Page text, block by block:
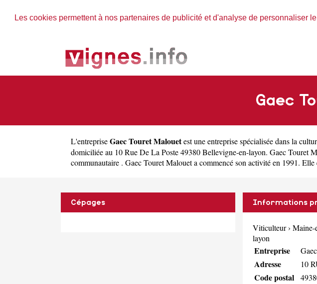
Les cookies permettent à nos partenaires de publicité et d'analyse de personnaliser
Gaec
L'entrepriseGaec Touret Malouetest uneentreprise spécialisée dans la
domiciliée au 10 Rue De La Poste 49380 Bellevigne-en-layon. Gaec Touret
communautaire . Gaec Touret Malouet a commencé son activité en 1991.
Cépages Informations
Viticulteur›
layon
Entreprise
Adresse 10
Code postal